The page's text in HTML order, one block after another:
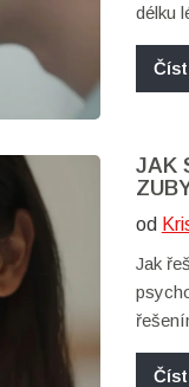
délku
JAK
od
Jak